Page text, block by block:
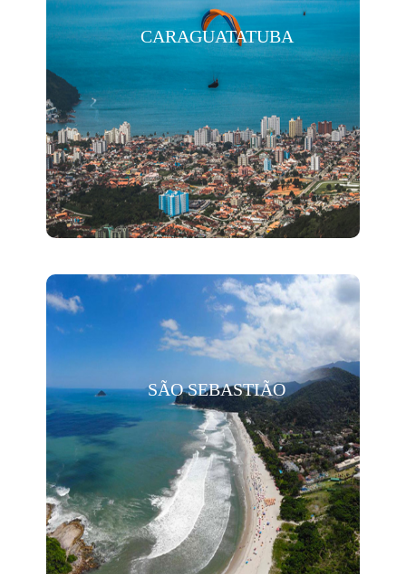
CARAGUATATUBA
SÃO SEBASTIÃO